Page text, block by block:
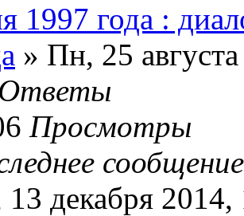
1997 года :
» Пн, 25
Ответы
Просмотры
декабря 2014,